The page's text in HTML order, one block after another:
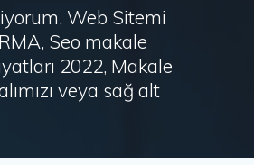
Web Sitemi
Seo makale
2022, Makale
veya sağ alt